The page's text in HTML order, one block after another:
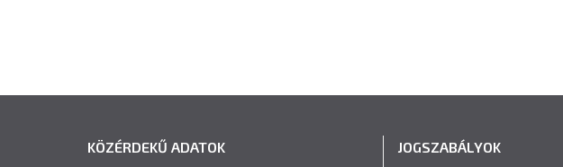
KÖZÉRDEKŰ ADATOK JOGSZABÁLYOK